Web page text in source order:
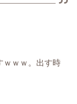
ｗｗｗ。出す時